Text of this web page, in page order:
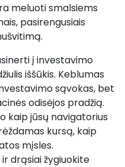
meluoti smalsiems
pasirengusiais
į investavimo
iššūkis. Keblumas
sąvokas, bet
odisėjos pradžią.
kaip jūsų navigatorius
kursą, kaip
mįsles.
drąsiai žygiuokite